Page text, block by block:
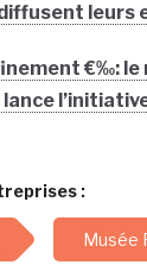
leurs
€‰: le
:
Musée